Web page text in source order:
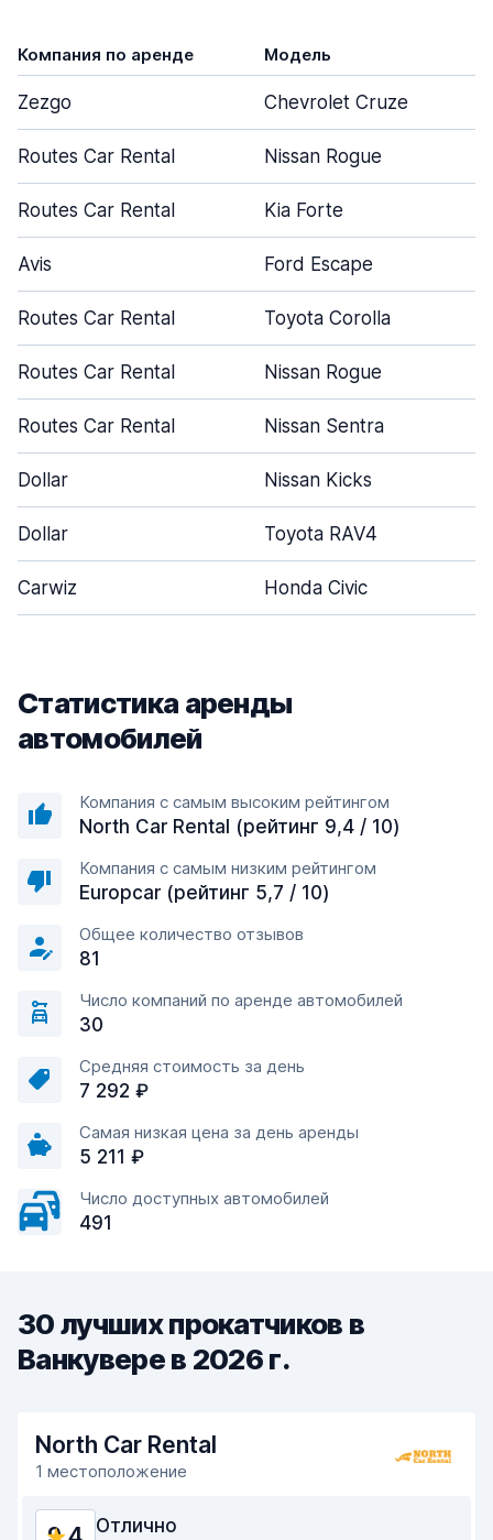
Компания по аренде Модель
Zezgo Chevrolet Cruze
Routes Car Rental Nissan Rogue
Routes Car Rental Kia Forte
Avis Ford Escape
Routes Car Rental Toyota Corolla
Routes Car Rental Nissan Rogue
Routes Car Rental Nissan Sentra
Dollar Nissan Kicks
Dollar Toyota RAV4
Carwiz Honda Civic
Статистика аренды
автомобилей
Компания с самым высоким рейтингом
North Car Rental (рейтинг 9,4 / 10)
Компания с самым низким рейтингом
Europcar (рейтинг 5,7 / 10)
Общее количество отзывов
81
Число компаний по аренде автомобилей
30
Средняя стоимость за день
7 292 ₽
Самая низкая цена за день аренды
5 211 ₽
Число доступных автомобилей
491
30 лучших прокатчиков в
Ванкувере в 2026 г.
North Car Rental
1 местоположение
Отлично